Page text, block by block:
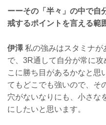
ーーその「半々」の中で自
戒するポイントを言える範
伊澤私の強みはスタミナが
で、3R通して自分が常に
こに勝ち目があるかなと思
てもどこでも強いので、そ
穴がないなりにも、小さな
にしたいと思います。